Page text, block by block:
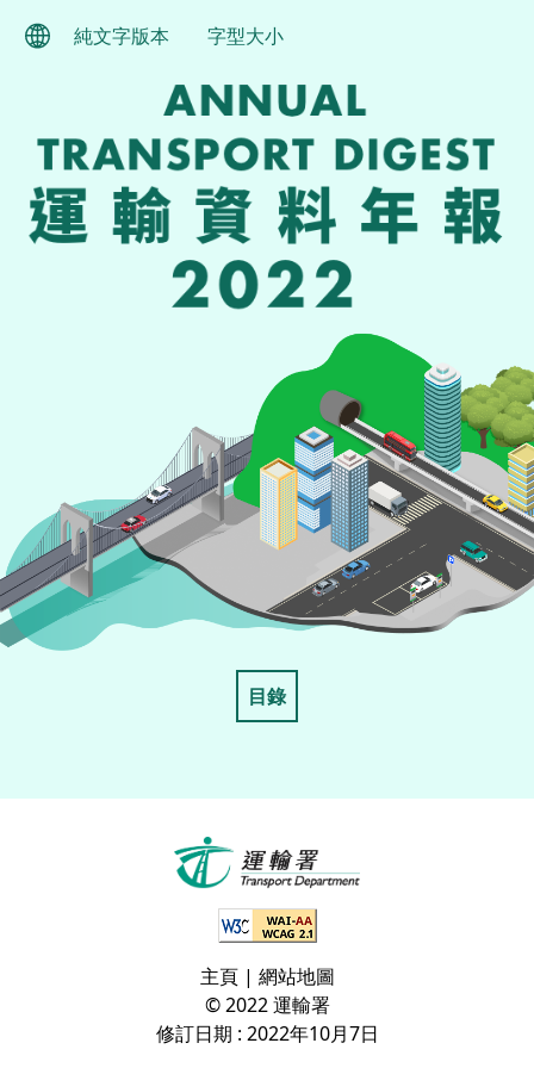
純文字版本 字型大小
目錄
主頁| 網站地圖
© 2022 運輸署
修訂日期 : 2022年10月7日